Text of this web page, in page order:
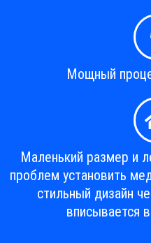
Мощный
Маленький размер и
проблем установить
стильный дизайн
вписывается